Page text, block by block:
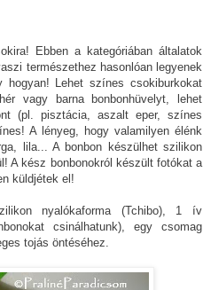
Ebben a kategóriában általatok
természethez hasonlóan legyenek
Lehet színes csokiburkokat
vagy barna bonbonhüvelyt, lehet
(pl. pisztácia, aszalt eper, színes
A lényeg, hogy valamilyen élénk
lila... A bonbon készülhet szilikon
A kész bonbonokról készült fotókat a
küldjétek el!
nyalókaforma (Tchibo), 1 ív
csinálhatunk), egy csomag
tojás öntéséhez.